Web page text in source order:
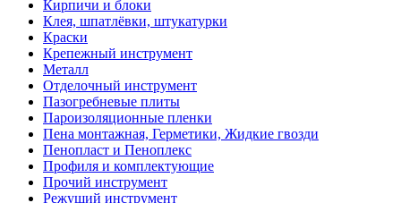
Кирпичи и блоки
Клея, шпатлёвки, штукатурки
Краски
Крепежный инструмент
Металл
Отделочный инструмент
Пазогребневые плиты
Пароизоляционные пленки
Пена монтажная, Герметики, Жидкие гвозди
Пенопласт и Пеноплекс
Профиля и комплектующие
Прочий инструмент
Режущий инструмент